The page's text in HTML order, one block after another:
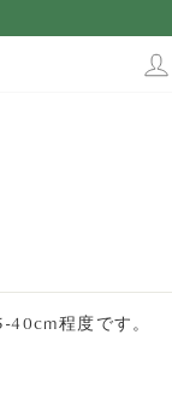
程度です。